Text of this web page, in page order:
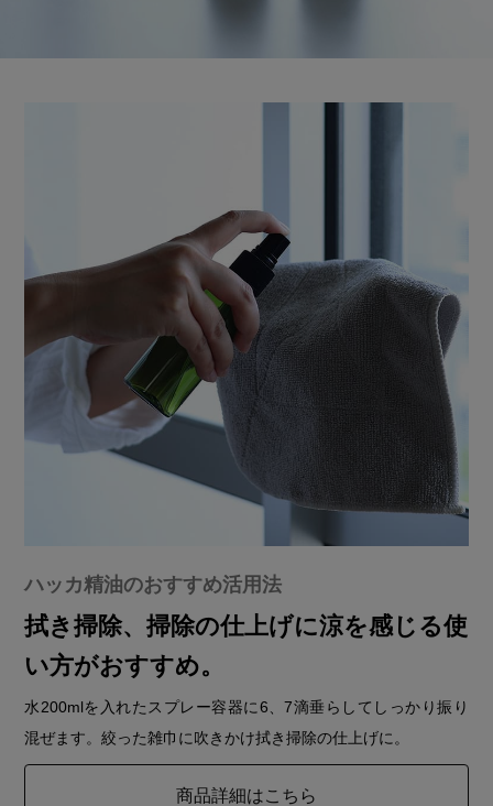
ハッカ精油のおすすめ活用法
拭き掃除、掃除の仕上げに涼を感じる使
い方がおすすめ。
水200mlを入れたスプレー容器に6、7滴垂らしてしっかり振り
混ぜます。絞った雑巾に吹きかけ拭き掃除の仕上げに。
商品詳細はこちら